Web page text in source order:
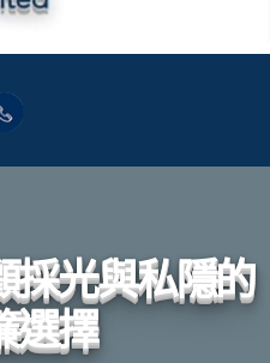
採光與私隱的
選擇